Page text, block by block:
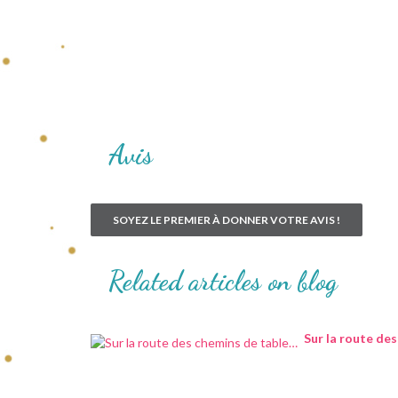
Avis
SOYEZ LE PREMIER À DONNER VOTRE AVIS !
Related articles on blog
Sur la route